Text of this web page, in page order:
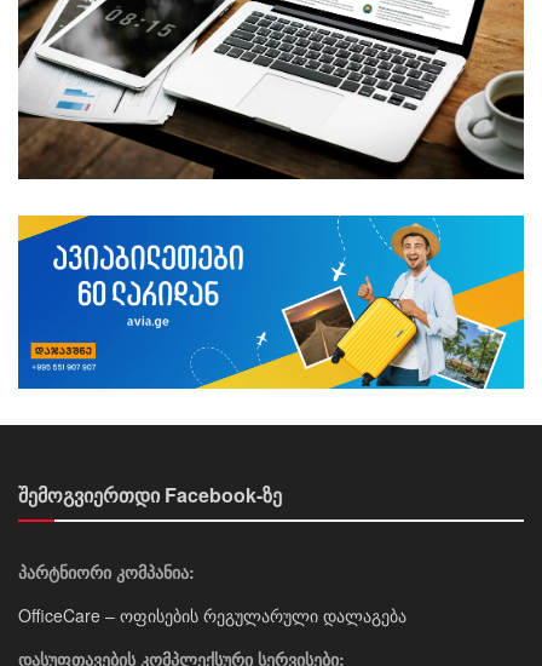
შემოგვიერთდი Facebook-ზე
პარტნიორი კომპანია:
OfficeCare – ოფისების რეგულარული დალაგება
დასუფთავების კომპლექსური სერვისები: